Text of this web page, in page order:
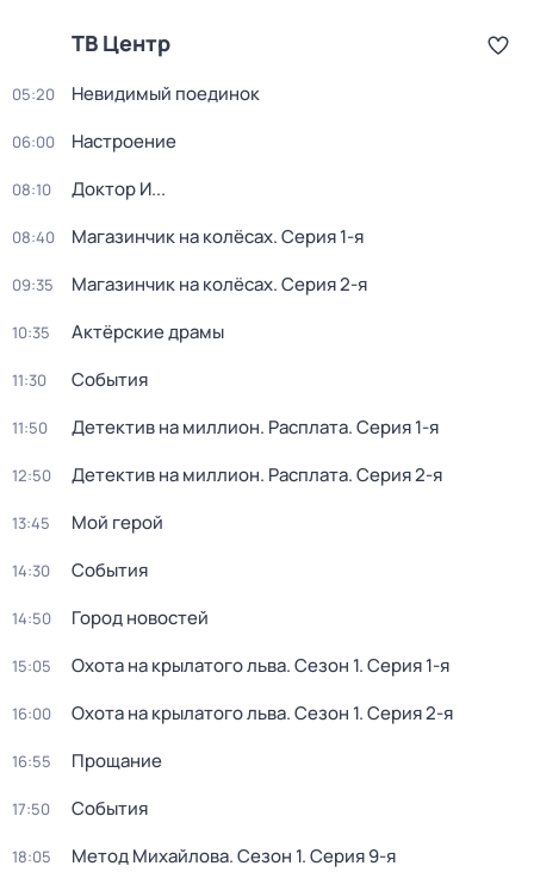
ТВ Центр
05:20 Невидимый поединок
06:00 Настроение
08:10 Доктор И...
08:40 Магазинчик на колёсах. Серия 1-я
09:35 Магазинчик на колёсах. Серия 2-я
10:35 Актёрские драмы
11:30 События
11:50 Детектив на миллион. Расплата. Серия 1-я
12:50 Детектив на миллион. Расплата. Серия 2-я
13:45 Мой герой
14:30 События
14:50 Город новостей
15:05 Охота на крылатого льва. Сезон 1. Серия 1-я
16:00 Охота на крылатого льва. Сезон 1. Серия 2-я
16:55 Прощание
17:50 События
18:05 Метод Михайлова. Сезон 1. Серия 9-я